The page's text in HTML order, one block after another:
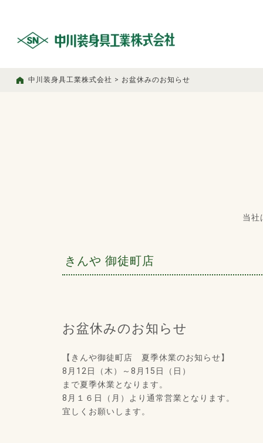
中川装身具工業株式会社 > お盆休みのお知らせ
当社
きんや 御徒町店
お盆休みのお知らせ
【きんや御徒町店 夏季休業のお知らせ】
8月12日（木）～8月15日（日）
まで夏季休業となります。
8月１６日（月）より通常営業となります。
宜しくお願いします。